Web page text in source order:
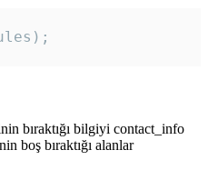
bıraktığı bilgiyi contact_info
boş bıraktığı alanlar